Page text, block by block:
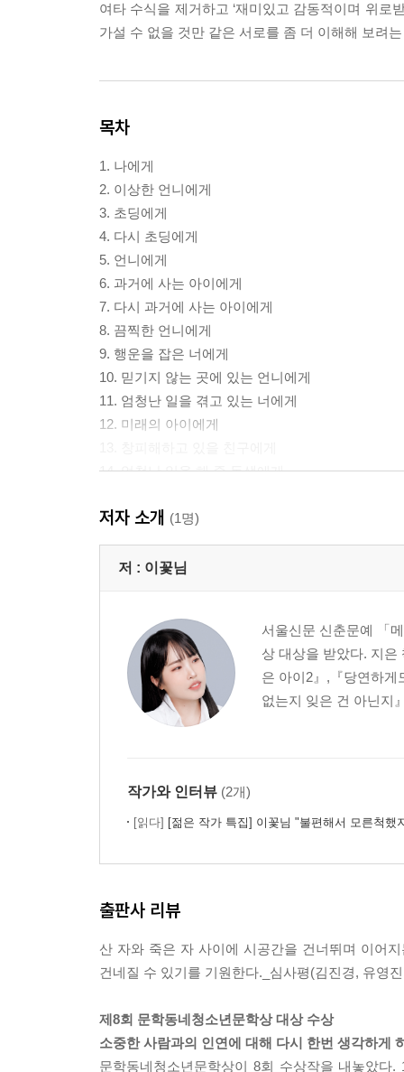
여타 수식을 제거하고 ‘재미있고 감동적이며 위로
가설 수 없을 것만 같은 서로를 좀 더 이해해 보려
목차
1. 나에게
2. 이상한 언니에게
3. 초딩에게
4. 다시 초딩에게
5. 언니에게
6. 과거에 사는 아이에게
7. 다시 과거에 사는 아이에게
8. 끔찍한 언니에게
9. 행운을 잡은 너에게
10. 믿기지 않는 곳에 있는 언니에게
11. 엄청난 일을 겪고 있는 너에게
12. 미래의 아이에게
14. 엄청난 일을 해 줄 동생에게
16. 은유에게
17. 과거에게
18. 미래의 은유에게
21. 정말정말 미안한 언니에게
22. 굳게 믿는 동생에게
23. 즐거운 하루를 보내고 있을 언니에게
24. 미래의 동생에게
25. 고마운 언니에게
28. 불쌍한 동생에게
29. 일백 퍼센트 믿는 언니에게
33. 은유에게
34. 우리 귀염둥이 은유에게
35. 이모 아닌 언니에게
37. 여전히 궁금해하고 있을 언니에게
38. 미래의 동생에게
39. 언니에게
저자 소개 (1명)
저 : 이꽃님
서울신문 신춘문예 「
상 대상을 받았다. 지
은 아이2』,『당연하
없는지 잊은 건 아닌지
작가와 인터뷰 (2개)
[읽다] [젊은 작가 특집] 이꽃님 "불편해서 모른척했지만
출판사 리뷰
산 자와 죽은 자 사이에 시공간을 건너뛰며 이어
건네질 수 있기를 기원한다._심사평(김진경, 유영
제8회 문학동네청소년문학상 대상 수상
소중한 사람과의 인연에 대해 다시 한번 생각하게
문학동네청소년문학상이 8회 수상작을 내놓았